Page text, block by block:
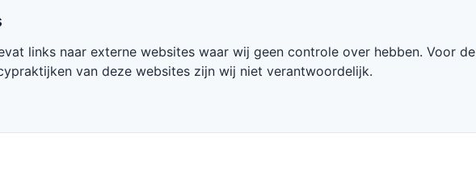
links naar externe websites waar wij geen controle over hebben. Voor de
van deze websites zijn wij niet verantwoordelijk.